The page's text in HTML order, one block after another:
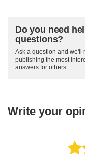
Do you need
questions?
Ask a question and we'll
publishing the most
answers for others.
Write your